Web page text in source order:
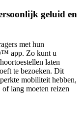
geluid en
met hun
app. Zo kunt u
laten
te bezoeken. Dit
mobiliteit hebben,
lang moeten reizen